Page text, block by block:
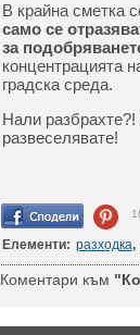
В крайна сметка
само се
за
концентрацията
градска среда.
Нали
развеселявате!
Елементи: разходка,
Коментари към